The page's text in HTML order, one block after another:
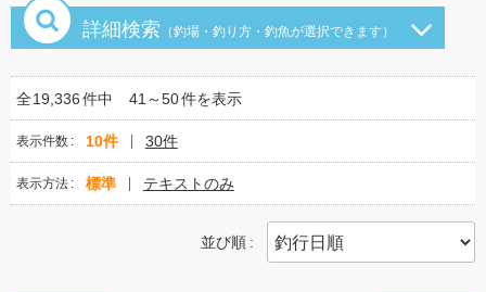
詳細検索 （釣場・釣り方・釣魚が選択できます）
全19,336件中 41～50件を表示
表示件数 10件 30件
表示方法 標準 テキストのみ
並び順